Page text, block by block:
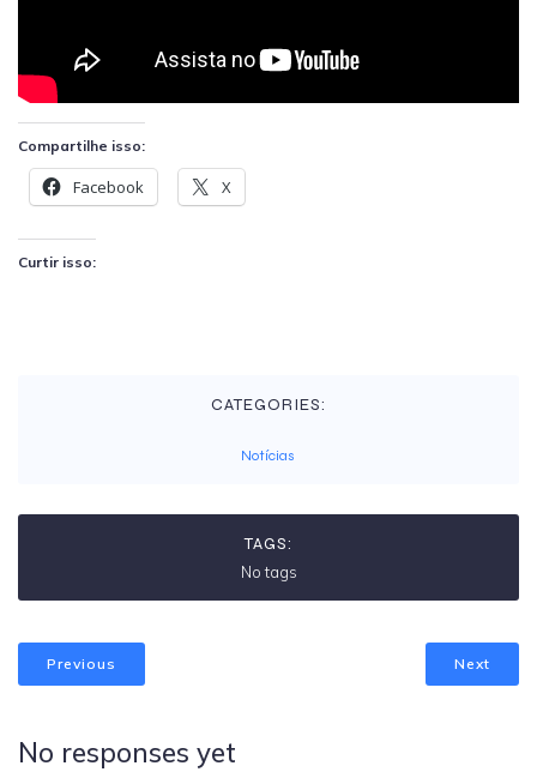
Compartilhe isso:
Facebook X
Curtir isso:
CATEGORIES:
Notícias
TAGS:
No tags
Previous Next
No responses yet